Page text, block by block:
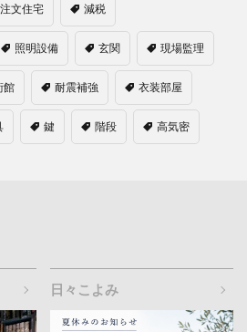
注文住宅 減税
照明設備 玄関 現場監理
館 耐震補強 衣装部屋
鍵 階段 高気密
日々こよみ